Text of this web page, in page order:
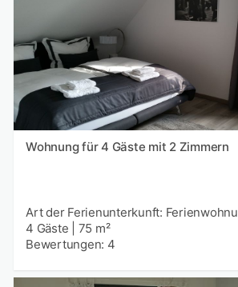
Wohnung für 4 Gäste mit 2 Zimmern
Art der Ferienunterkunft:
4 Gäste
75 m²
Bewertungen: 4